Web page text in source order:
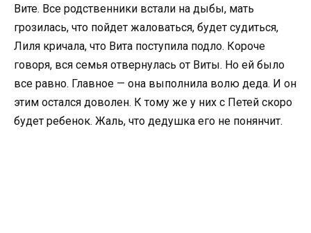
Вите. Все родственники встали на дыбы, мать
грозилась, что пойдет жаловаться, будет судиться,
Лиля кричала, что Вита поступила подло. Короче
говоря, вся семья отвернулась от Виты. Но ей было
все равно. Главное — она выполнила волю деда. И он
этим остался доволен. К тому же у них с Петей скоро
будет ребенок. Жаль, что дедушка его не понянчит.